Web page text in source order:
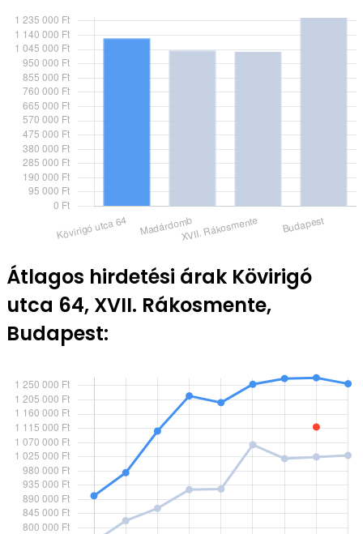
Átlagos hirdetési árak Kövirigó
utca 64, XVII. Rákosmente,
Budapest: